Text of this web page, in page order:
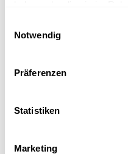
Notwendig
Präferenzen
Statistiken
Marketing